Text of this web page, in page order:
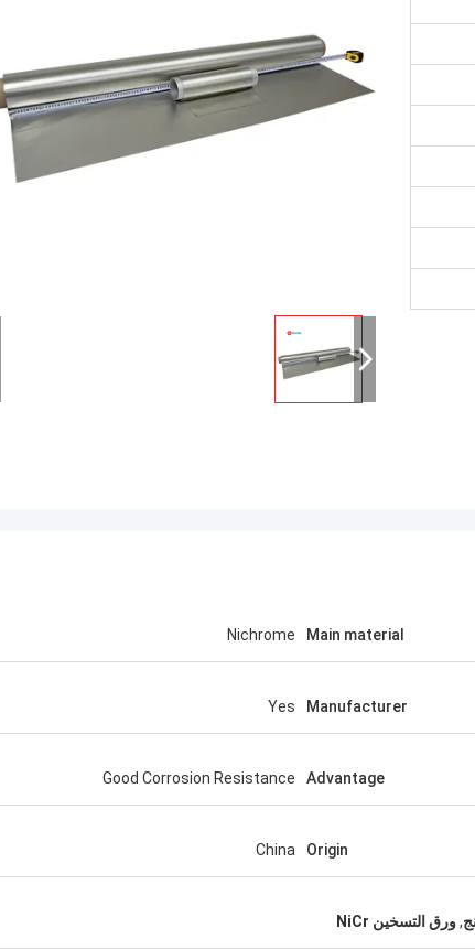
Main material
Nichrome
Manufacturer
Yes
Advantage
Good Corrosion Resistance
Origin
China
,ورق التسخين NiCr